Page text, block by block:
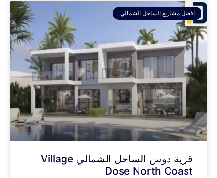
افضل مشاريع الساحل الشمالي
قرية دوس الساحل الشمالي Village
Dose North Coast